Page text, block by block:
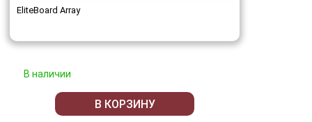
EliteBoard Array
В наличии
В КОРЗИНУ